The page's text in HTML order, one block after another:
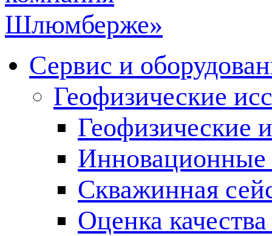
Сервис и
Геофизические
Геофизические
Инновационные
Скважинная
Оценка